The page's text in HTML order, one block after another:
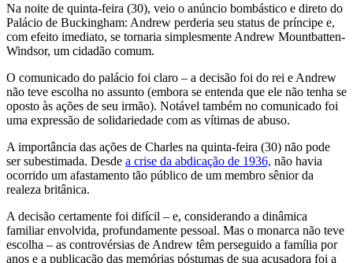
Na noite de quinta-feira (30), veio o anúncio bombástico e direto do
Palácio de Buckingham: Andrew perderia seu status de príncipe e,
com efeito imediato, se tornaria simplesmente Andrew Mountbatten-
Windsor, um cidadão comum.
O comunicado do palácio foi claro – a decisão foi do rei e Andrew
não teve escolha no assunto (embora se entenda que ele não tenha se
oposto às ações de seu irmão). Notável também no comunicado foi
uma expressão de solidariedade com as vítimas de abuso.
A importância das ações de Charles na quinta-feira (30) não pode
ser subestimada. Desde a crise da abdicação de 1936, não havia
ocorrido um afastamento tão público de um membro sênior da
realeza britânica.
A decisão certamente foi difícil – e, considerando a dinâmica
familiar envolvida, profundamente pessoal. Mas o monarca não teve
escolha – as controvérsias de Andrew têm perseguido a família por
anos e a publicação das memórias póstumas de sua acusadora foi a